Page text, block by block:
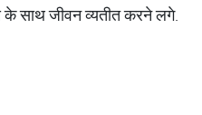
के साथ जीवन व्यतीत करने लगे.